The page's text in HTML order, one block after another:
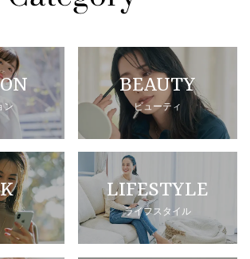
ン
BEAUTY
ビューティ
LIFESTYLE
ライフスタイル